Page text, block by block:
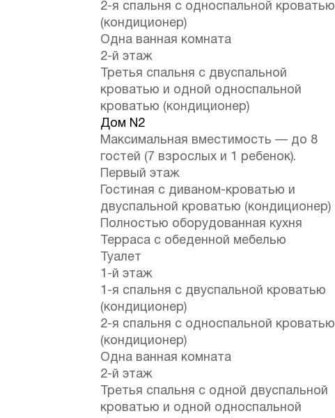
2-я спальня с односпальной кроватью
(кондиционер)
Одна ванная комната
2-й этаж
Третья спальня с двуспальной
кроватью и одной односпальной
кроватью (кондиционер)
Дом N2
Максимальная вместимость — до 8
гостей (7 взрослых и 1 ребенок).
Первый этаж
Гостиная с диваном-кроватью и
двуспальной кроватью (кондиционер)
Полностью оборудованная кухня
Терраса с обеденной мебелью
Туалет
1-й этаж
1-я спальня с двуспальной кроватью
(кондиционер)
2-я спальня с односпальной кроватью
(кондиционер)
Одна ванная комната
2-й этаж
Третья спальня с одной двуспальной
кроватью и одной односпальной